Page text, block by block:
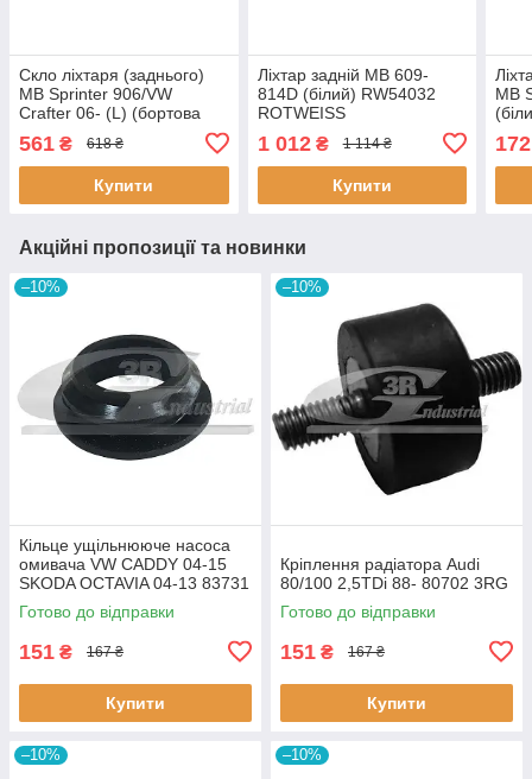
Скло ліхтаря (заднього)
MB Sprinter 906/VW
Crafter 06- (L) (бортова
ROTWEISS
561 ₴ 618 ₴
Купити
Ліхтар задній MB 609-
814D (білий) RW54032
ROTWEISS
1 012₴ 1 114 ₴
Купити
MB
172
Акційні пропозиції та новинки
–10%
Кiльце ущiльнююче насоса
омивача VW CADDY 04-15
SKODA OCTAVIA 04-13 83731
3RG
Готово до відправки
151 ₴ 167 ₴
Купити
–10%
Кріплення радіатора Audi
80/100 2,5TDi 88- 80702 3RG
Готово до відправки
151 ₴ 167 ₴
Купити
–10% –10%